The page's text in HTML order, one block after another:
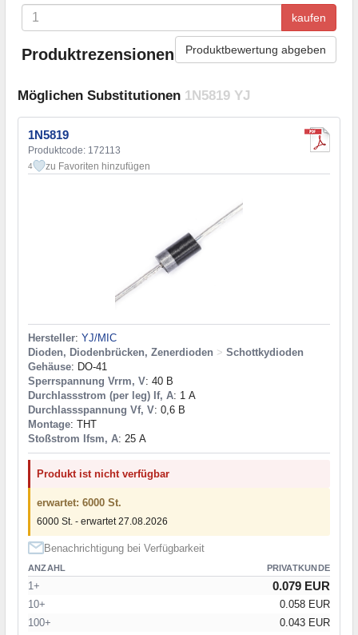
kaufen
Produktrezensionen Produktbewertung abgeben
Möglichen Substitutionen 1N5819 YJ
1N5819
Produktcode: 172113
4 zu Favoriten hinzufügen
Hersteller: YJ/MIC
Dioden, Diodenbrücken, Zenerdioden > Schottkydioden
Gehäuse: DO-41
Sperrspannung Vrrm, V: 40 В
Durchlassstrom (per leg) If, A: 1 А
Durchlassspannung Vf, V: 0,6 В
Montage: THT
Stoßstrom Ifsm, A: 25 А
Produkt ist nicht verfügbar
erwartet: 6000 St.
6000 St. - erwartet 27.08.2026
Benachrichtigung bei Verfügbarkeit
ANZAHL PRIVATKUNDE
1+ 0.079 EUR
10+
0.058 EUR
100+
0.043 EUR